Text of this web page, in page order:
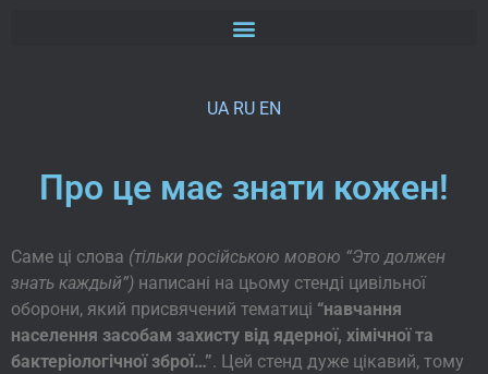
UA RU EN
Про це має знати кожен!
Саме ці слова (тільки російською мовою “Это должен
знать каждый”) написані на цьому стенді цивільної
оборони, який присвячений тематиці “навчання
населення засобам захисту від ядерної, хімічної та
бактеріологічної зброї…”. Цей стенд дуже цікавий, тому